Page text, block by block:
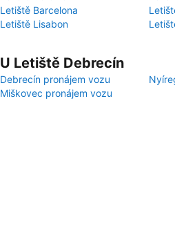
Letiště Barcelona
Letiště Lisabon
U Letiště Debrecín
Debrecín pronájem vozu
Miškovec pronájem vozu